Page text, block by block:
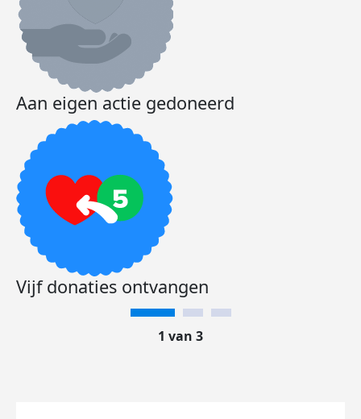
Aan eigen actie gedoneerd
Vijf donaties ontvangen
1 van 3